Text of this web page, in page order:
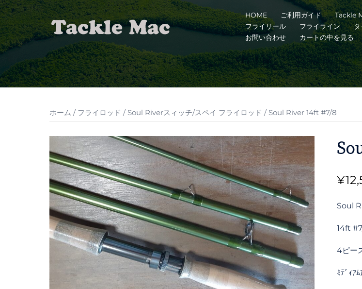
コ
ン
テ
ン
ツ
ス
HOME ご利用ガイド Tackle
フライリール
フライライン
お問い合わせ
カートの中を見る
ホーム / フライロッド / Soul Riverスィッチ/スペイ フライロッド / Soul River 14ft #7/8
¥
Soul
14ft
4ピー
ﾐﾃﾞｨｱ